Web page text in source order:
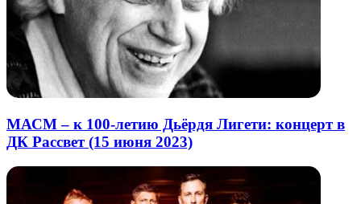
МАСМ – к 100-летию Дьёрдя Лигети: концерт в
ДК Рассвет (15 июня 2023)